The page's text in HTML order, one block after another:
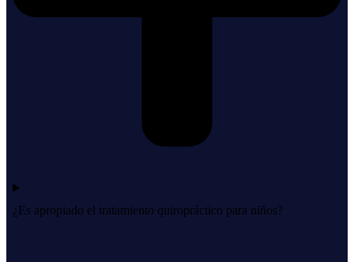
¿Es apropiado el tratamiento quiropráctico para niños?